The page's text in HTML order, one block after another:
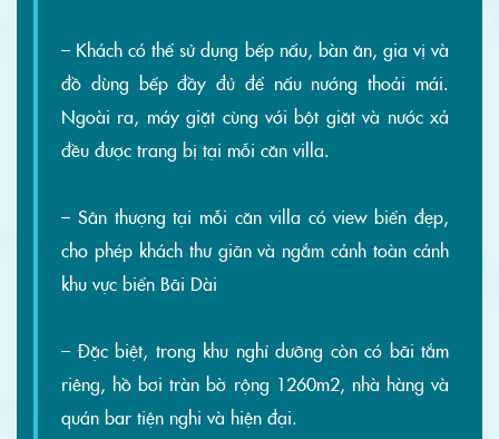
– Khách có thể sử dụng bếp nấu, bàn ăn, gia vị và
đồ dùng bếp đầy đủ để nấu nướng thoải mái.
Ngoài ra, máy giặt cùng với bột giặt và nước xả
đều được trang bị tại mỗi căn villa.
– Sân thượng tại mỗi căn villa có view biển đẹp,
cho phép khách thư giãn và ngắm cảnh toàn cảnh
khu vực biển Bãi Dài
– Đặc biệt, trong khu nghỉ dưỡng còn có bãi tắm
riêng, hồ bơi tràn bờ rộng 1260m2, nhà hàng và
quán bar tiện nghi và hiện đại.